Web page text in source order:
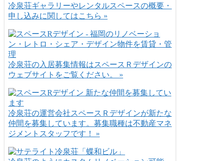
冷泉荘ギャラリーやレンタルスペースの概要・
申し込みに関してはこちら »
冷泉荘の入居募集情報はスペースＲデザインの
ウェブサイトをご覧ください。 »
冷泉荘の運営会社スペースＲデザインが新たな
仲間を募集しています。募集職種は不動産マネ
ジメントスタッフです！ »